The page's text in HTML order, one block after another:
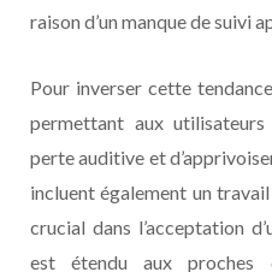
raison d’un manque de suivi
Pour inverser cette
permettant aux
perte auditive et
incluent également un
crucial dans l’acceptation
est étendu aux proches